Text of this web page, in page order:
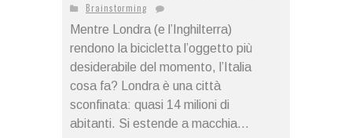
Brainstorming
Mentre Londra (e l’Inghilterra)
rendono la bicicletta l’oggetto più
desiderabile del momento, l’Italia
cosa fa? Londra è una città
sconfinata: quasi 14 milioni di
abitanti. Si estende a macchia...